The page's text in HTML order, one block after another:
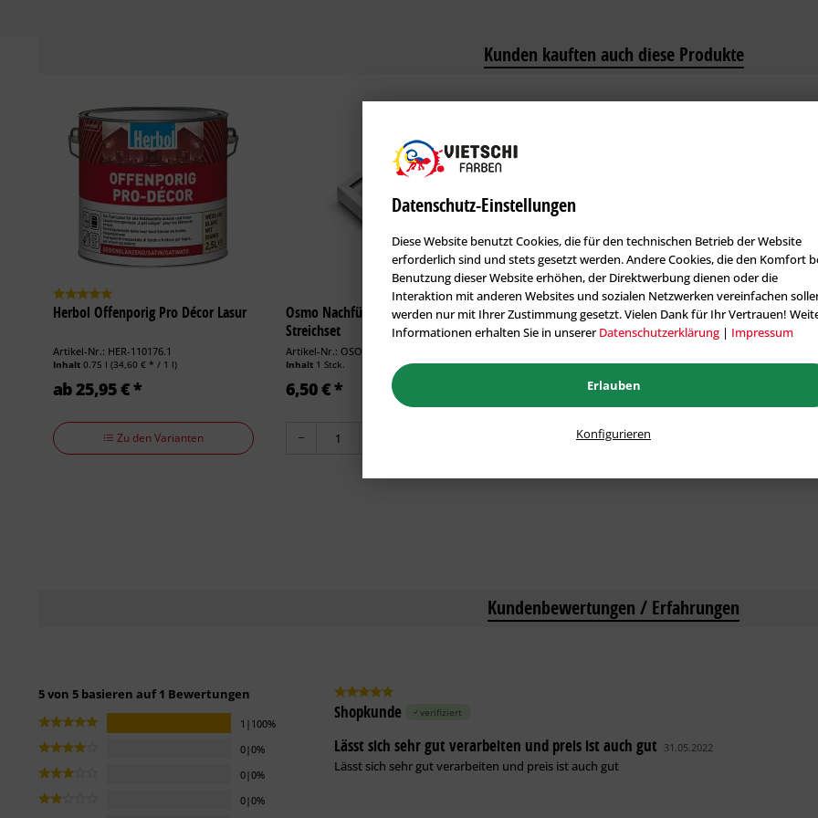
Kunden kauften auch diese Produkte
Herbol Offenporig Pro Décor Lasur
Artikel-Nr.: HER-110176.1
Inhalt 0.75 l (34,60 € * / 1 l)
ab 25,95 € *
Zu den Varianten
Osmo Nachfüllpack für Roll- &
Streichset
Artikel-Nr.: OSO-100471
Inhalt 1 Stck.
6,50 € *
Osmo Ersatzwalze für Fußboden-
Rollset
Inhalt1 Stck.
Storch
Borste Blau
Inhalt12 Stck.
ab
Kundenbewertungen / Erfahrungen
5 von 5 basieren auf 1 Bewertungen
1|100%
0|0%
0|0%
0|0%
Shopkunde verifiziert
Lässt sich sehr gut verarbeiten und preis ist auch gut 31.05.2022
Lässt sich sehr gut verarbeiten und preis ist auch gut
Datenschutz-Einstellungen
Diese Website benutzt Cookies, die für den technischen Betrieb der Website
erforderlich sind und stets gesetzt werden. Andere Cookies, die den Komfort
Benutzung dieser Website erhöhen, der Direktwerbung dienen oder die
Interaktion mit anderen Websites und sozialen Netzwerken vereinfachen
werden nur mit Ihrer Zustimmung gesetzt. Vielen Dank für Ihr Vertrauen!
Informationen erhalten Sie in unsererDatenschutzerklärung | Impressum
Erlauben
Konfigurieren